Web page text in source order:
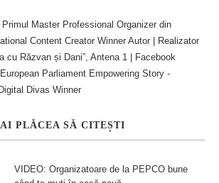
Master Professional Organizer din
Content Creator Winner Autor | Realizator
cu Răzvan și Dani”, Antena 1 | Facebook
Parliament Empowering Story -
Divas Winner
PLĂCEA SĂ CITEȘTI
VIDEO: Organizatoare de la PEPCO bune